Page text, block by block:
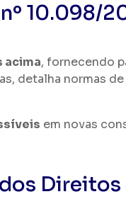
10.098/
acima, fornecendo
detalha normas
em novas
Direitos